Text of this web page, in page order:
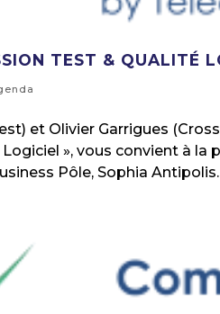
TEST & QUALITÉ
et Olivier Garrigues
», vous convient à la
Pôle, Sophia